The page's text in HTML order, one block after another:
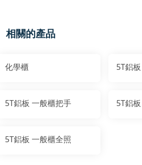
相關的產品
化學櫃 5T鋁
5T鋁板 一般櫃把手 5T鋁
5T鋁板 一般櫃全照